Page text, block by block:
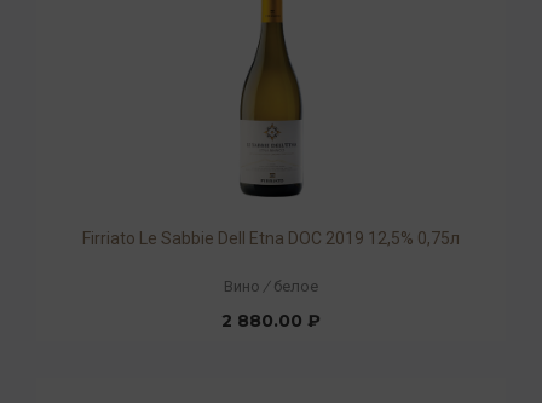
Firriato Le Sabbie Dell Etna DOC 2019 12,5% 0,75л
Вино / белое
2 880.00 ₽